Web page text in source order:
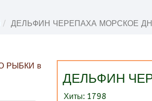
ДЕЛЬФИН ЧЕРЕПАХА МОРСКОЕ
ДЕЛЬФИН
Хиты: 1798